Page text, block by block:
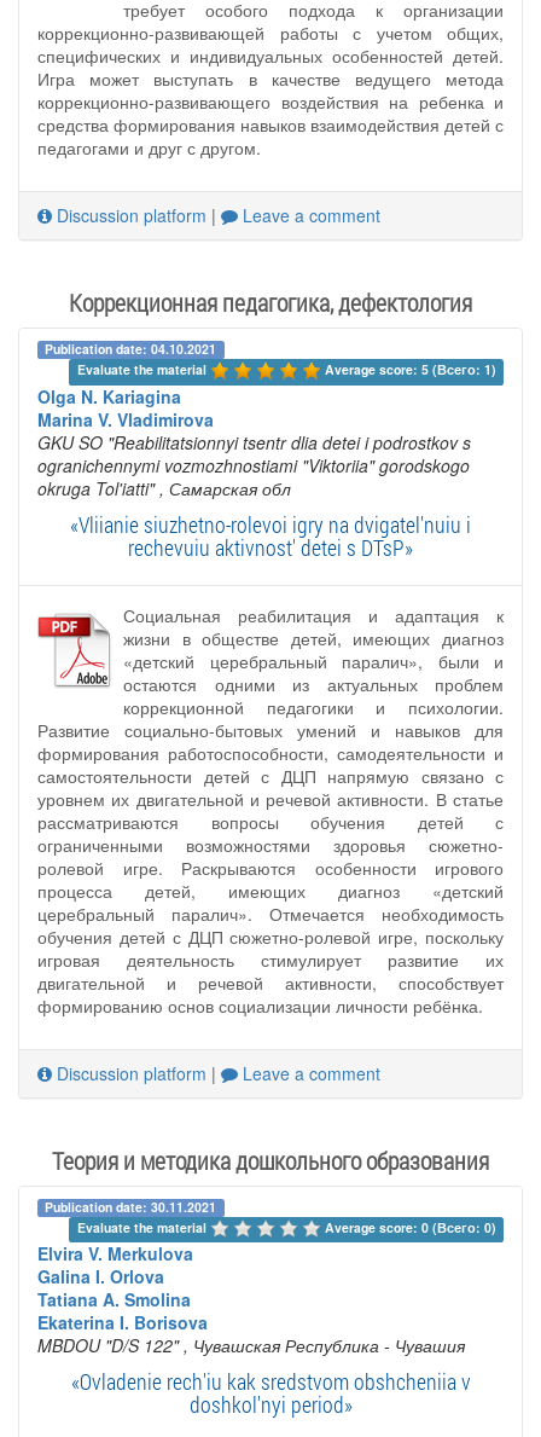
требует особого подхода к организации
коррекционно-развивающей работы с учетом общих,
специфических и индивидуальных особенностей детей.
Игра может выступать в качестве ведущего метода
коррекционно-развивающего воздействия на ребенка и
средства формирования навыков взаимодействия детей с
педагогами и друг с другом.
Discussion platform | Leave a comment
Коррекционная педагогика, дефектология
Publication date: 04.10.2021
Evaluate the material
Average score: 5 (Всего: 1)
Olga N. Kariagina
Marina V. Vladimirova
GKU SO "Reabilitatsionnyi tsentr dlia detei i podrostkov s
ogranichennymi vozmozhnostiami "Viktoriia" gorodskogo
okruga Tol'iatti" , Самарская обл
«Vliianie siuzhetno-rolevoi igry na dvigatel'nuiu i
rechevuiu aktivnost' detei s DTsP»
Социальная реабилитация и адаптация к
жизни в обществе детей, имеющих диагноз
«детский церебральный паралич», были и
остаются одними из актуальных проблем
коррекционной педагогики и психологии.
Развитие социально-бытовых умений и навыков для
формирования работоспособности, самодеятельности и
самостоятельности детей с ДЦП напрямую связано с
уровнем их двигательной и речевой активности. В статье
рассматриваются вопросы обучения детей с
ограниченными возможностями здоровья сюжетно-
ролевой игре. Раскрываются особенности игрового
процесса детей, имеющих диагноз «детский
церебральный паралич». Отмечается необходимость
обучения детей с ДЦП сюжетно-ролевой игре, поскольку
игровая деятельность стимулирует развитие их
двигательной и речевой активности, способствует
формированию основ социализации личности ребёнка.
Discussion platform | Leave a comment
Теория и методика дошкольного образования
Publication date: 30.11.2021
Evaluate the material
Average score: 0 (Всего: 0)
Elvira V. Merkulova
Galina I. Orlova
Tatiana A. Smolina
Ekaterina I. Borisova
MBDOU "D/S 122" , Чувашская Республика - Чувашия
«Ovladenie rech'iu kak sredstvom obshcheniia v
doshkol'nyi period»